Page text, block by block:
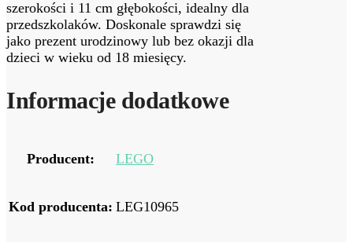
szerokości i 11 cm głębokości, idealny dla
przedszkolaków. Doskonale sprawdzi się
jako prezent urodzinowy lub bez okazji dla
dzieci w wieku od 18 miesięcy.
Informacje dodatkowe
Producent: LEGO
Kod producenta: LEG10965